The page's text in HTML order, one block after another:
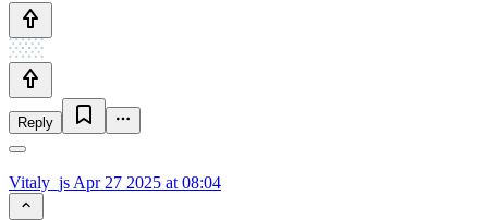
Reply
Vitaly_js Apr 27 2025 at 08:04